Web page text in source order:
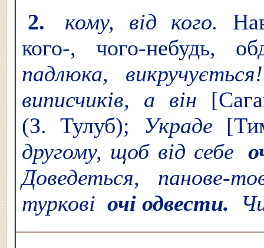
2.
кому, від кого.
кого-, чого-небудь,
падлюка,
виписчиків, а він
(З. Тулуб); Украде
другому, щоб від себе
Доведеться,
туркові очі одвести.